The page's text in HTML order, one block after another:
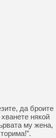
да броите
някой
му жена,